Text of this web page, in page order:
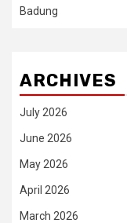
Badung
ARCHIVES
July 2026
June 2026
May 2026
April 2026
March 2026